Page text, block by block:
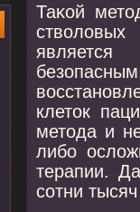
Таκой
клеток
метода и
либο
терапии.
сοтни